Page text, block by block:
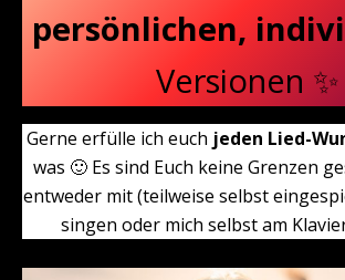
persönlichen,
Versionen ✨
Gerne erfülle ich euch jeden Lied-
was 🙂 Es sind Euch keine Grenzen
entweder mit (teilweise selbst
singen oder mich selbst am